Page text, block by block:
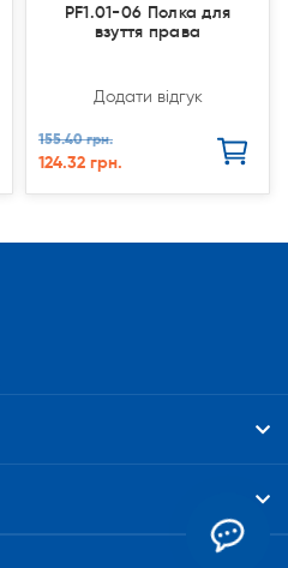
PF1.01-06 Полка для
взуття права
Додати відгук
155.40 грн.
124.32 грн.